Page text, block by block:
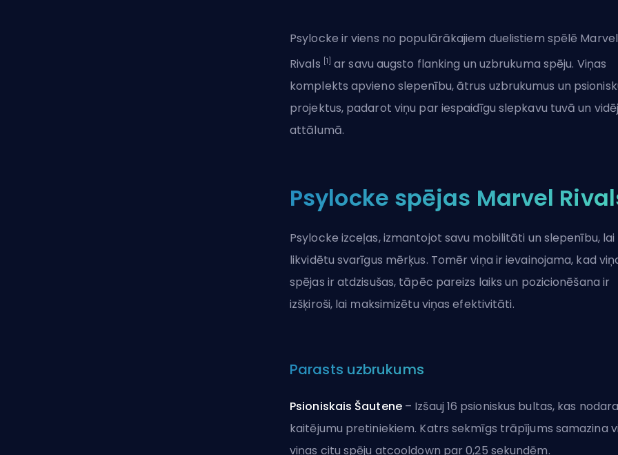
Psylocke ir viens no populārākajiem duelistiem spēlē Marvel
Rivals [1] ar savu augsto flanking un uzbrukuma spēju. Viņas
komplekts apvieno slepenību, ātrus uzbrukumus un
projektus, padarot viņu par iespaidīgu slepkavu tuvā un
attālumā.
Psylocke spējas Marvel
Psylocke izceļas, izmantojot savu mobilitāti un slepenību, lai
likvidētu svarīgus mērķus. Tomēr viņa ir ievainojama, kad
spējas ir atdzisušas, tāpēc pareizs laiks un pozicionēšana ir
izšķiroši, lai maksimizētu viņas efektivitāti.
Parasts uzbrukums
Psioniskais Šautene – Izšauj 16 psioniskus bultas, kas nodara
kaitējumu pretiniekiem. Katrs sekmīgs trāpījums samazina
viņas citu spēju atcooldown par 0,25 sekundēm.